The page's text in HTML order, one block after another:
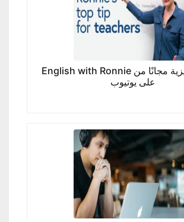
تعلم الإنجليزية مجانًا من English with Ronnie
على يوتيوب